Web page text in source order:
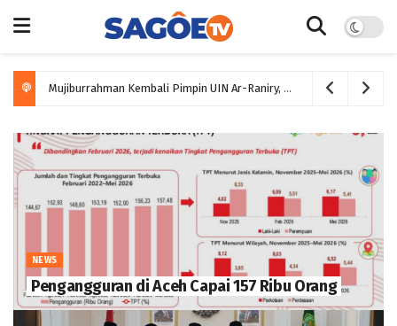
Mujiburrahman Kembali Pimpin UIN Ar-Raniry, Ditantang Bawa Perubahan dalam 100 Hari
Ketika Banyak Orang Mengeluh, SPS Revival
Memilih Membangun